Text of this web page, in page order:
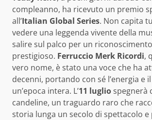
compleanno, ha ricevuto un premio
all’Italian Global Series. Non capita
vedere una leggenda vivente della
salire sul palco per un
prestigioso. Ferruccio Merk Ricordi,
vero nome, è stato una voce che ha
decenni, portando con sé l’energia e
un’epoca intera. L’11 lugliospegnerà
candeline, un traguardo raro che
storia lunga un secolo di spettacolo e